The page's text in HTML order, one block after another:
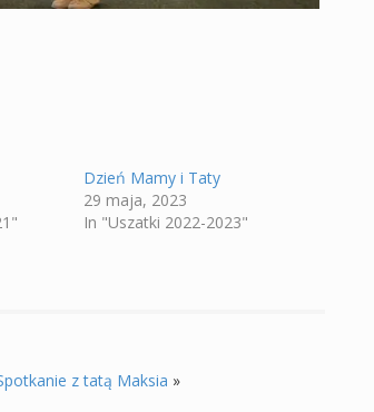
Dzień Mamy i Taty
29 maja, 2023
In "Uszatki 2022-2023"
z tatą Maksia »